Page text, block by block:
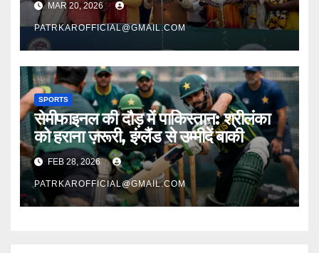
MAR 20, 2026
PATRKAROFFICIAL@GMAIL.COM
SPORTS
सेमीफाइनल की दौड़ में पाकिस्तान: श्रीलंका
को हराना ज़रूरी, इंग्लैंड से उम्मीदें बाकी
FEB 28, 2026
PATRKAROFFICIAL@GMAIL.COM